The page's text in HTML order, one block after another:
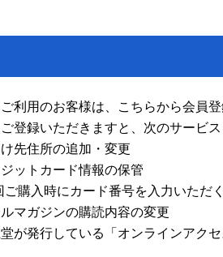
利用のお客様は、こちらから会員登
登録いただきますと、次のサービス
け先住所の追加・変更
ジットカード情報の保管
購入時にカード番号を入力いただ
ルマガジンの購読内容の変更
堂が発行している「オンラインアク